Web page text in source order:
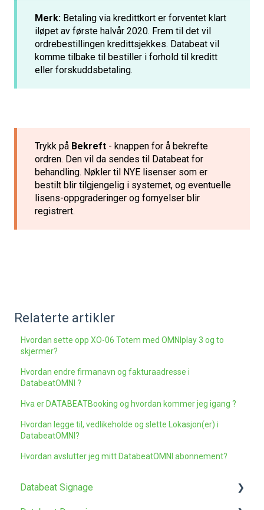
Merk: Betaling via kredittkort er forventet klart
iløpet av første halvår 2020. Frem til det vil
ordrebestillingen kredittsjekkes. Databeat vil
komme tilbake til bestiller i forhold til kreditt
eller forskuddsbetaling.
Trykk på Bekreft - knappen for å bekrefte
ordren. Den vil da sendes til Databeat for
behandling. Nøkler til NYE lisenser som er
bestilt blir tilgjengelig i systemet, og eventuelle
lisens-oppgraderinger og fornyelser blir
registrert.
Relaterte artikler
Hvordan sette opp XO-06 Totem med OMNIplay 3 og to
skjermer?
Hvordan endre firmanavn og fakturaadresse i
DatabeatOMNI ?
Hva er DATABEATBooking og hvordan kommer jeg igang ?
Hvordan legge til, vedlikeholde og slette Lokasjon(er) i
DatabeatOMNI?
Hvordan avslutter jeg mitt DatabeatOMNI abonnement?
Databeat Signage